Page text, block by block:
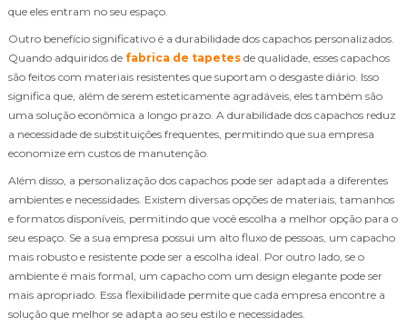
que eles entram no seu espaço.
Outro benefício significativo é a durabilidade dos capachos personalizados.
Quando adquiridos de fabrica de tapetes de qualidade, esses capachos
são feitos com materiais resistentes que suportam o desgaste diário. Isso
significa que, além de serem esteticamente agradáveis, eles também são
uma solução econômica a longo prazo. A durabilidade dos capachos reduz
a necessidade de substituições frequentes, permitindo que sua empresa
economize em custos de manutenção.
Além disso, a personalização dos capachos pode ser adaptada a diferentes
ambientes e necessidades. Existem diversas opções de materiais, tamanhos
e formatos disponíveis, permitindo que você escolha a melhor opção para o
seu espaço. Se a sua empresa possui um alto fluxo de pessoas, um capacho
mais robusto e resistente pode ser a escolha ideal. Por outro lado, se o
ambiente é mais formal, um capacho com um design elegante pode ser
mais apropriado. Essa flexibilidade permite que cada empresa encontre a
solução que melhor se adapta ao seu estilo e necessidades.